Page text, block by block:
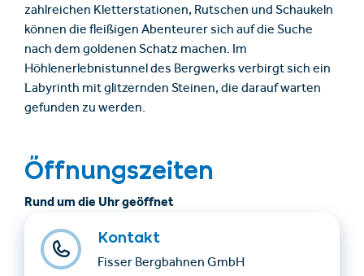
zahlreichen Kletterstationen, Rutschen und Schaukeln
können die fleißigen Abenteurer sich auf die Suche
nach dem goldenen Schatz machen. Im
Höhlenerlebnistunnel des Bergwerks verbirgt sich ein
Labyrinth mit glitzernden Steinen, die darauf warten
gefunden zu werden.
Öffnungszeiten
Rund um die Uhr geöffnet
Kontakt
Fisser Bergbahnen GmbH